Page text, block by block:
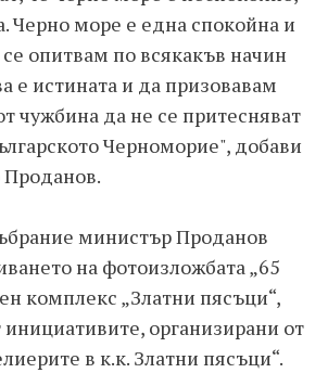
Черно море е една спокойна и
се опитвам по всякакъв начин
е истината и да призовавам
чужбина да не се притесняват
Черноморие", добави
министър Проданов
на фотоизложбата „65
комплекс „Златни пясъци“,
инициативите, организирани от
в к.к. Златни пясъци“.